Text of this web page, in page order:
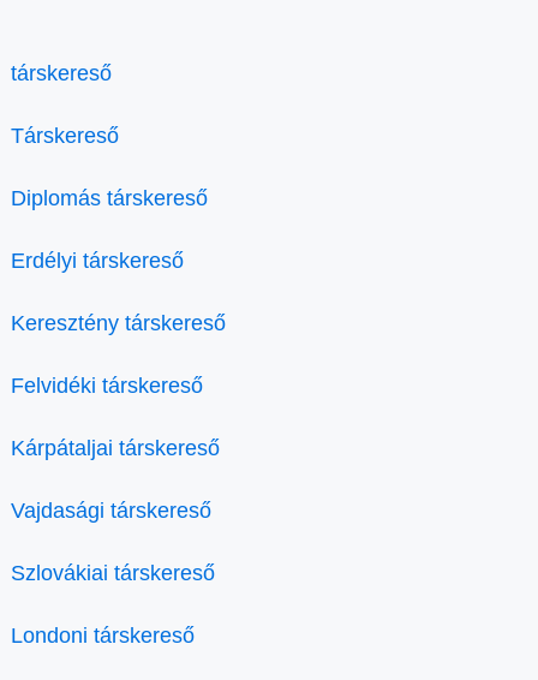
társkereső
Társkereső
Diplomás társkereső
Erdélyi társkereső
Keresztény társkereső
Felvidéki társkereső
Kárpátaljai társkereső
Vajdasági társkereső
Szlovákiai társkereső
Londoni társkereső